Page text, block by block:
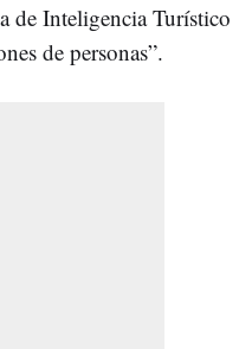
de Inteligencia Turístico
de personas”.